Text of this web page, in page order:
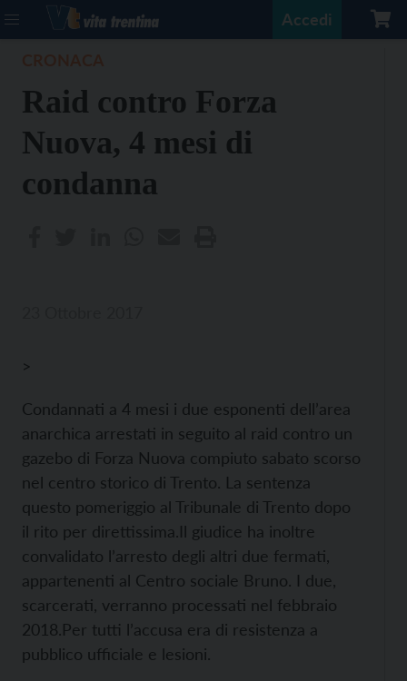
Accedi
Raid contro Forza
Nuova, 4 mesi di
condanna
>
Condannati a 4 mesi i due esponenti dell’area
anarchica arrestati in seguito al raid contro un
gazebo di Forza Nuova compiuto sabato scorso
nel centro storico di Trento. La sentenza
questo pomeriggio al Tribunale di Trento dopo
il rito per direttissima.Il giudice ha inoltre
convalidato l’arresto degli altri due fermati,
appartenenti al Centro sociale Bruno. I due,
scarcerati, verranno processati nel febbraio
2018.Per tutti l’accusa era di resistenza a
pubblico ufficiale e lesioni.